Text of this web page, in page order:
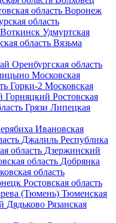
область Воронеж
область
Воткинск Удмуртская
область Вязьма
Оренбургская область
Московская
Горки-2 Московская
Горняцкий Ростовская
Грязи Липецкая
Ивановская
Джалиль Республика
область Дзержинский
область Добрянка
область
Ростовская область
(Тюмень) Тюменская
Дядьково Рязанская